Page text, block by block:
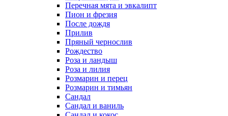
Перечная мята и эвкалипт
Пион и фрезия
После дождя
Прилив
Пряный чернослив
Рождество
Роза и ландыш
Роза и лилия
Розмарин и перец
Розмарин и тимьян
Сандал
Сандал и ваниль